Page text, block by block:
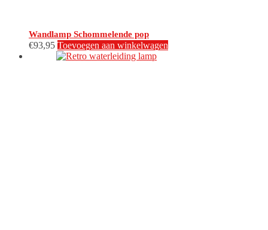
Wandlamp Schommelende pop
€93,95 Toevoegen aan winkelwagen